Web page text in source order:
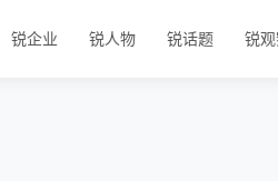
锐企业 锐人物 锐话题 锐